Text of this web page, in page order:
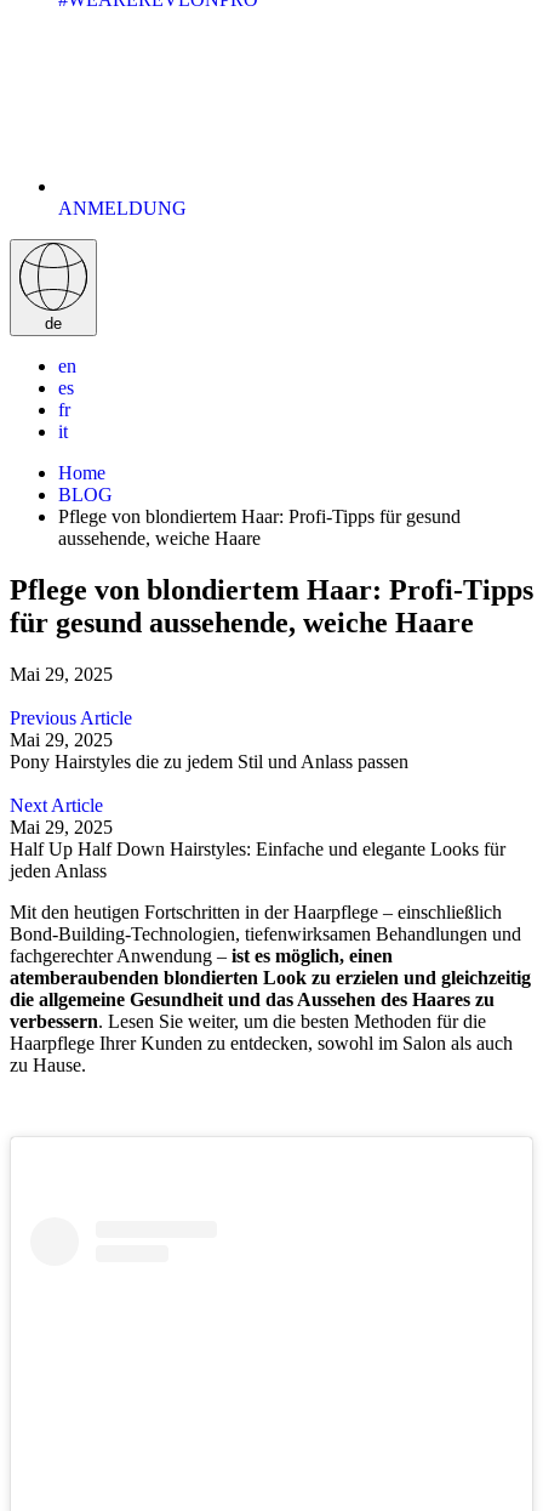
ANMELDUNG
de
en
es
fr
it
Home
BLOG
Pflege von blondiertem Haar: Profi-Tipps für gesund
aussehende, weiche Haare
Pflege von blondiertem Haar: Profi-Tipps
für gesund aussehende, weiche Haare
Mai 29, 2025
Previous Article
Mai 29, 2025
Pony Hairstyles die zu jedem Stil und Anlass passen
Next Article
Mai 29, 2025
Half Up Half Down Hairstyles: Einfache und elegante Looks für
jeden Anlass
Mit den heutigen Fortschritten in der Haarpflege – einschließlich
Bond-Building-Technologien, tiefenwirksamen Behandlungen und
fachgerechter Anwendung – ist es möglich, einen
atemberaubenden blondierten Look zu erzielen und gleichzeitig
die allgemeine Gesundheit und das Aussehen des Haares zu
verbessern. Lesen Sie weiter, um die besten Methoden für die
Haarpflege Ihrer Kunden zu entdecken, sowohl im Salon als auch
zu Hause.